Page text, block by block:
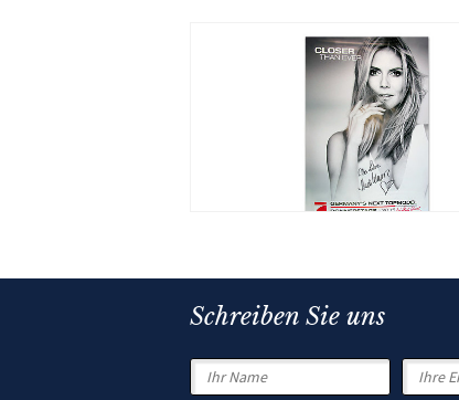
Schreiben Sie uns